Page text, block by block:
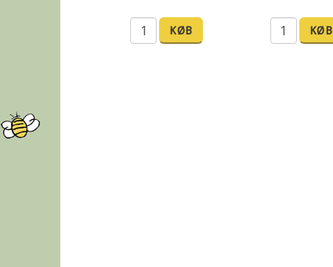
KØB KØB